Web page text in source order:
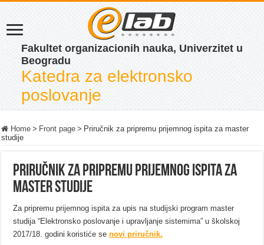
Fakultet organizacionih nauka, Univerzitet u
Beogradu
Katedra za elektronsko
poslovanje
Home > Front page > Priručnik za pripremu prijemnog ispita za master
studije
Priručnik za pripremu prijemnog ispita za
master studije
Za pripremu prijemnog ispita za upis na studijski program master
studija “Elektronsko poslovanje i upravljanje sistemima” u školskoj
2017/18. godini koristiće senovi priručnik.